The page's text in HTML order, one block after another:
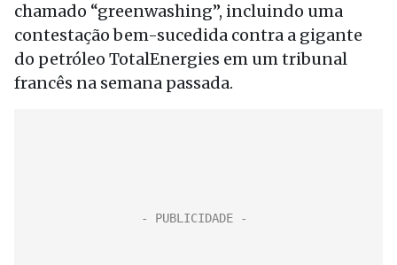
chamado “greenwashing”, incluindo uma
contestação bem-sucedida contra a gigante
do petróleo TotalEnergies em um tribunal
francês na semana passada.